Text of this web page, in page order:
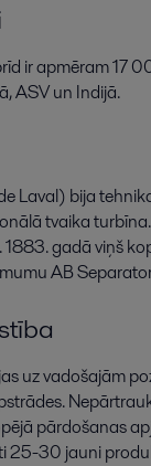
ir apmēram 17
ASV un Indijā.
Laval) bija
tvaika
gadā viņš
AB
uz vadošajām
pārdošanas
25-30 jauni